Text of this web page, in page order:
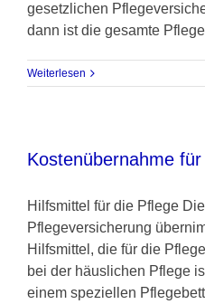
gesetzlichen
dann ist die gesamte
Weiterlesen
Kostenübernahme
Hilfsmittel für die Pflege
Pflegeversicherung
Hilfsmittel, die für die
bei der häuslichen Pflege
einem speziellen